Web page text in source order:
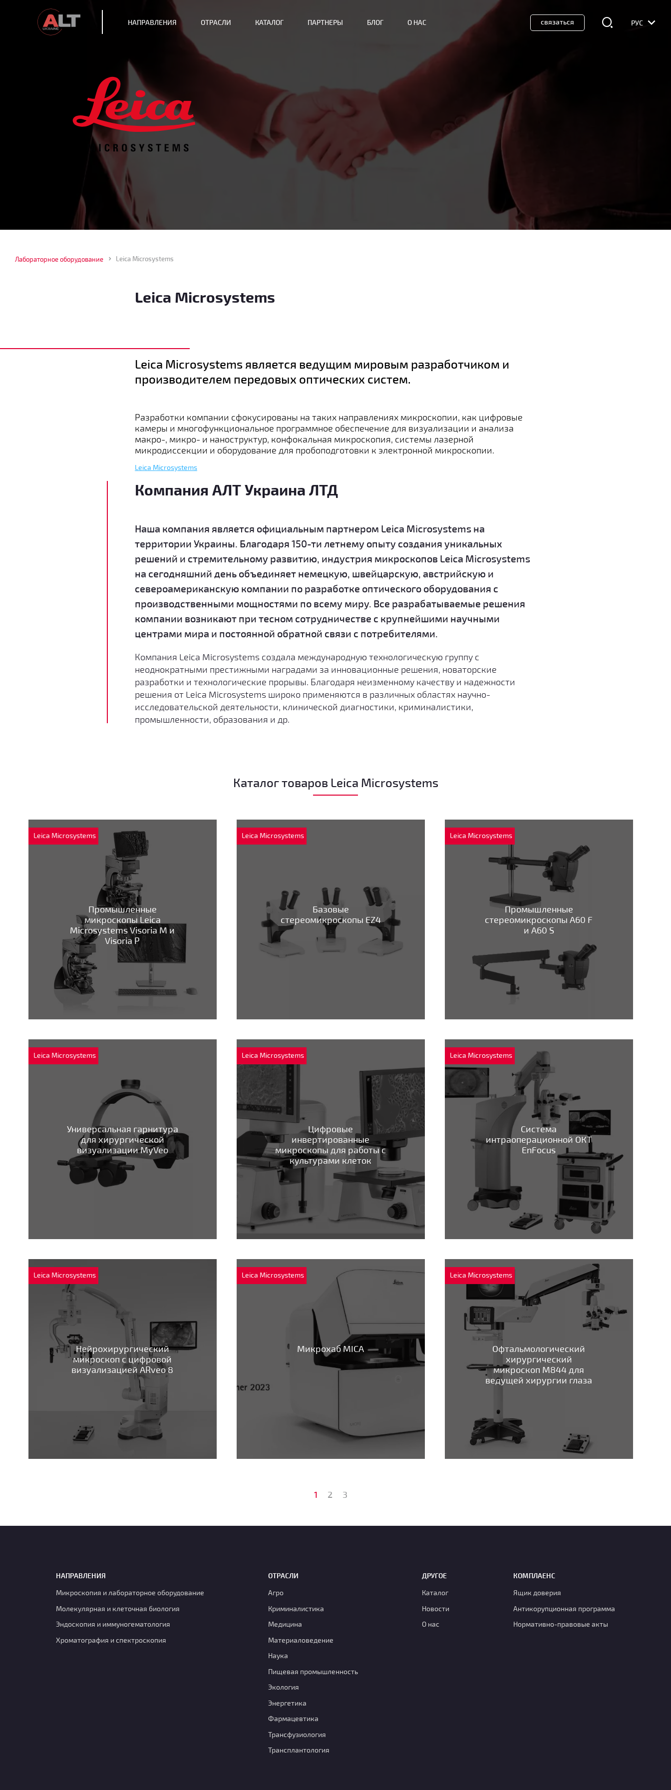
НАПРАВЛЕНИЯ ОТРАСЛИ КАТАЛОГ ПАРТНЕРЫ БЛОГ О НАС связаться РУС
Лабораторное оборудование Leica Microsystems
Leica Microsystems
Leica Microsystems является ведущим мировым разработчиком и
производителем передовых оптических систем.
Разработки компании сфокусированы на таких направлениях микроскопии, как цифровые
камеры и многофункциональное программное обеспечение для визуализации и анализа
макро-, микро- и наноструктур, конфокальная микроскопия, системы лазерной
микродиссекции и оборудование для пробоподготовки к электронной микроскопии.
Leica Microsystems
Компания АЛТ Украина ЛТД
Наша компания является официальным партнером Leica Microsystems на
территории Украины. Благодаря 150-ти летнему опыту создания уникальных
решений и стремительному развитию, индустрия микроскопов Leica Microsystems
на сегодняшний день объединяет немецкую, швейцарскую, австрийскую и
североамериканскую компании по разработке оптического оборудования с
производственными мощностями по всему миру. Все разрабатываемые решения
компании возникают при тесном сотрудничестве с крупнейшими научными
центрами мира и постоянной обратной связи с потребителями.
Компания Leica Microsystems создала международную технологическую группу с
неоднократными престижными наградами за инновационные решения, новаторские
разработки и технологические прорывы. Благодаря неизменному качеству и надежности
решения от Leica Microsystems широко применяются в различных областях научно-
исследовательской деятельности, клинической диагностики, криминалистики,
промышленности, образования и др.
Каталог товаров Leica Microsystems
Leica Microsystems
Промышленные
микроскопы Leica
Microsystems Visoria M и
Visoria P
Leica Microsystems
Базовые
стереомикроскопы EZ4
Leica Microsystems
Промышленные
стереомикроскопы A60 F
и A60 S
Leica Microsystems
Универсальная гарнитура
для хирургической
визуализации MyVeo
Leica Microsystems
Цифровые
инвертированные
микроскопы для работы с
культурами клеток
Leica Microsystems
Система
интраоперационной ОКТ
EnFocus
Leica Microsystems
Нейрохирургический
микроскоп с цифровой
визуализацией ARveo 8
Leica Microsystems
Микрохаб MICA
Leica Microsystems
Офтальмологический
хирургический
микроскоп M844 для
ведущей хирургии глаза
1 2 3
НАПРАВЛЕНИЯ
Микроскопия и лабораторное оборудование
Молекулярная и клеточная биология
Эндоскопия и иммуногематология
Хроматография и спектроскопия
ОТРАСЛИ
Агро
Криминалистика
Медицина
Материаловедение
Наука
Пищевая промышленность
Экология
Энергетика
Фармацевтика
Транcфузиология
Трансплантология
ДРУГОЕ
Каталог
Новости
О нас
КОМПЛАЕНС
Ящик доверия
Антикорупционная программа
Нормативно-правовые акты